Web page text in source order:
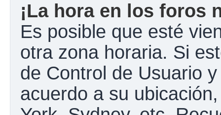
¡La hora en los foros
Es posible que esté
otra zona horaria. Si
de Control de Usuario
acuerdo a su